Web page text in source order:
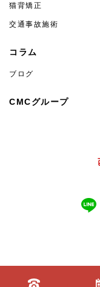
猫背矯正
交通事故施術
コラム
ブログ
CMCグループ